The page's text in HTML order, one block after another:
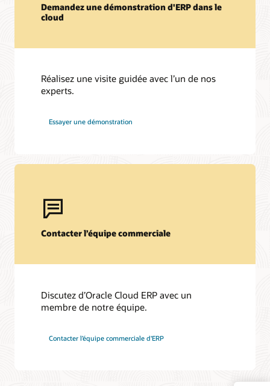
Demandez une démonstration d'ERP dans le
cloud
Réalisez une visite guidée avec l’un de nos
experts.
Essayer une démonstration
Contacter l’équipe commerciale
Discutez d’Oracle Cloud ERP avec un
membre de notre équipe.
Contacter l’équipe commerciale d'ERP